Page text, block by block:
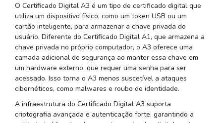
O Certificado Digital A3 é um tipo de certificado digital que
utiliza um dispositivo físico, como um token USB ou um
cartão inteligente, para armazenar a chave privada do
usuário. Diferente do Certificado Digital A1, que armazena a
chave privada no próprio computador, o A3 oferece uma
camada adicional de segurança ao manter essa chave em
um hardware externo, que requer uma senha para ser
acessado. Isso torna o A3 menos suscetível a ataques
cibernéticos, como malwares e roubo de identidade.
A infraestrutura do Certificado Digital A3 suporta
criptografia avançada e autenticação forte, garantindo a